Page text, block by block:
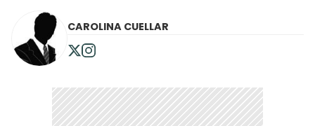
CAROLINA CUELLAR